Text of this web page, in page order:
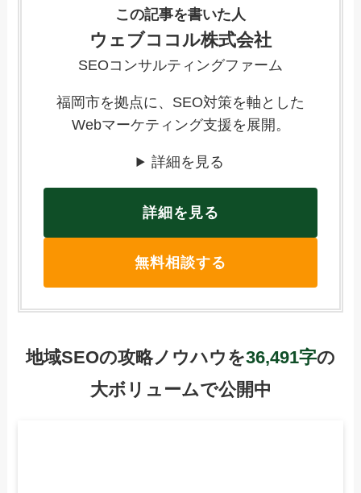
この記事を書いた人
ウェブココル株式会社
SEOコンサルティングファーム
福岡市を拠点に、SEO対策を軸とした
Webマーケティング支援を展開。
詳細を見る
詳細を見る
無料相談する
地域SEOの攻略ノウハウを36,491字の
大ボリュームで公開中